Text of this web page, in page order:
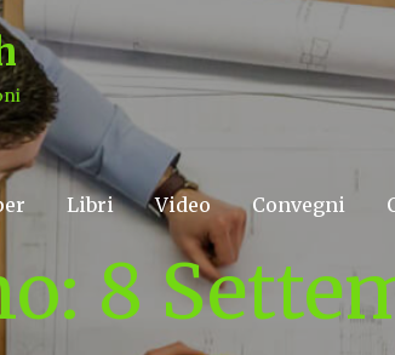
Libri Video Convegni
8